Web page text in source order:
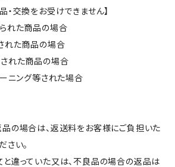
・交換をお受けできません】
れた商品の場合
れた商品の場合
れた商品の場合
ーニング等された場合
の場合は、返送料をお客様にご負担いた
さい。
違っていた又は、不良品の場合の返品は